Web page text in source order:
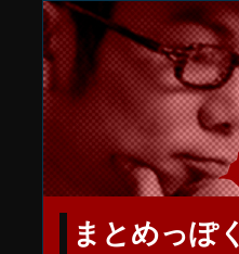
まとめっぽく